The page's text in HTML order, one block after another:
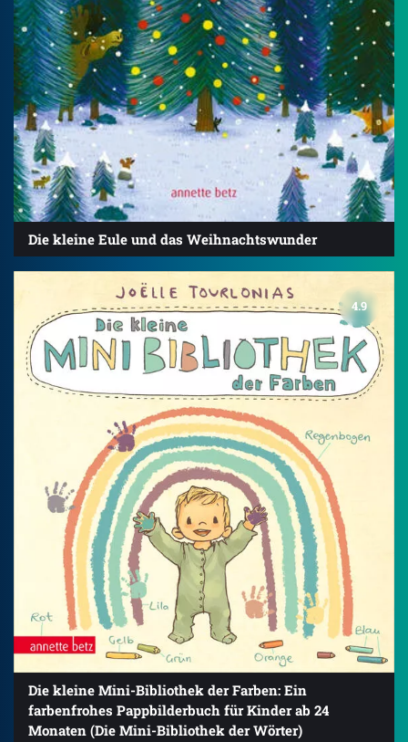
Die kleine Eule und das Weihnachtswunder
4.9
Die kleine Mini-Bibliothek der Farben: Ein
farbenfrohes Pappbilderbuch für Kinder ab 24
Monaten (Die Mini-Bibliothek der Wörter)